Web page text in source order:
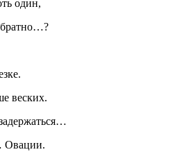
один,
веских.
Овации.